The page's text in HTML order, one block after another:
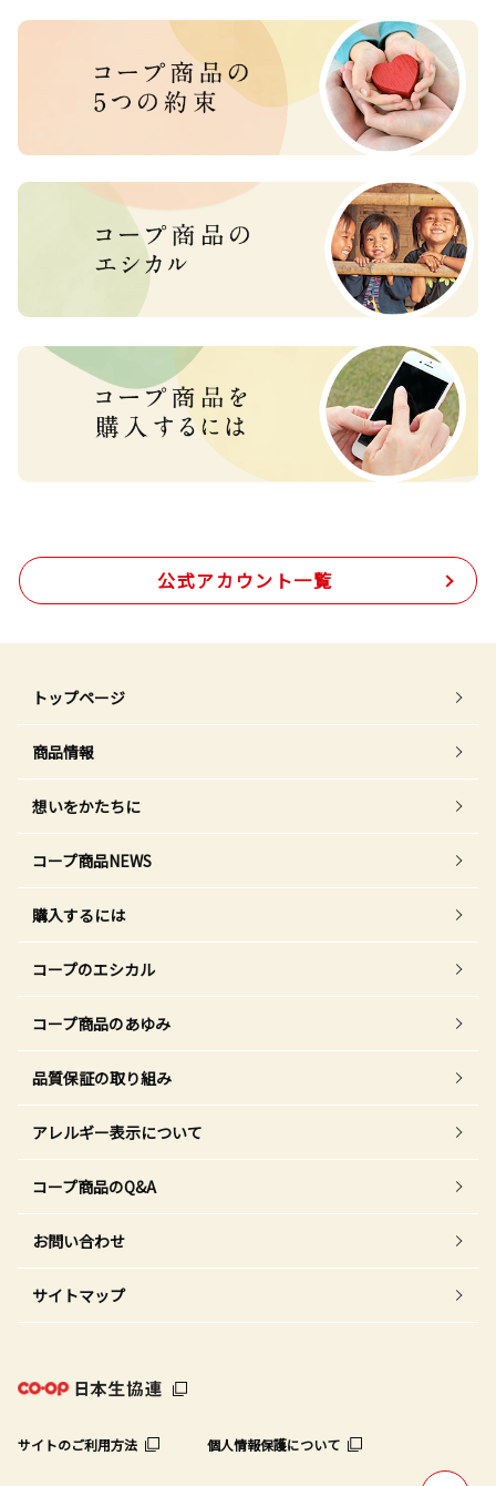
公式アカウント一覧
トップページ
商品情報
想いをかたちに
コープ商品NEWS
購入するには
コープのエシカル
コープ商品のあゆみ
品質保証の取り組み
アレルギー表示について
コープ商品のQ&A
お問い合わせ
サイトマップ
サイトのご利用方法 個人情報保護について